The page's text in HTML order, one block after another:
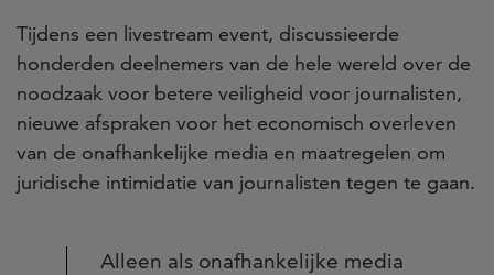
Tijdens een livestream event, discussieerde
honderden deelnemers van de hele wereld over de
noodzaak voor betere veiligheid voor journalisten,
nieuwe afspraken voor het economisch overleven
van de onafhankelijke media en maatregelen om
juridische intimidatie van journalisten tegen te gaan.
Alleen als onafhankelijke media